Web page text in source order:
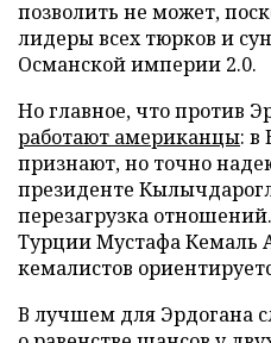
позволить не может,
лидеры всех тюрков и
Османской империи 2.0.
Но главное, что против
работают американцы: в
признают, но точно
президенте
перезагрузка
Турции Мустафа Кемаль
кемалистов
В лучшем для Эрдогана